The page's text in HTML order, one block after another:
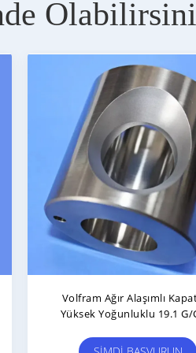
Magnetik Olmayan Alaşım
Ocağı Yüksek Korozyon
Hassas Öğütme Ile Iç Kol